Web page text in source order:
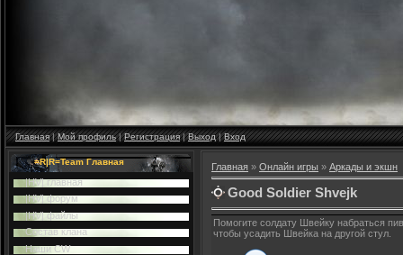
Главная|Мой профиль|Регистрация|Выход|Вход
=R|R=Team Главная
|HV| главная
|HV| форум
|HV| файлы
Cостав клана
Наши CW
Главная » Онлайн игры » Аркады и экшн
Good Soldier Shvejk
Помогите солдату Швейку набраться
чтобы усадить Швейка на другой стул.